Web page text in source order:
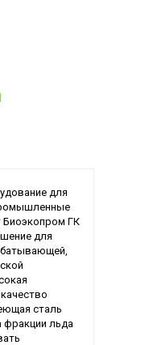
для
Биоэкопром ГК
для
сталь
фракции льда